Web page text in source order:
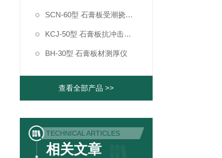
SCN-60型 石膏板受潮挠度测定仪
KCJ-50型 石膏板抗冲击强度测定仪
BH-30型 石膏板材测厚仪
查看全部产品 >>
TECHNICAL ARTICLES
相关文章